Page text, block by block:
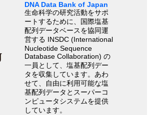
DNA Data Bank of Japan
生命科学の研究活動をサポ
ートするために、国際塩基
配列データベースを協同運
営する INSDC (International
Nucleotide Sequence
Database Collaboration) の
一員として、塩基配列デー
タを収集しています。あわ
せて、自由に利用可能な塩
基配列データとスーパーコ
ンピュータシステムを提供
しています。